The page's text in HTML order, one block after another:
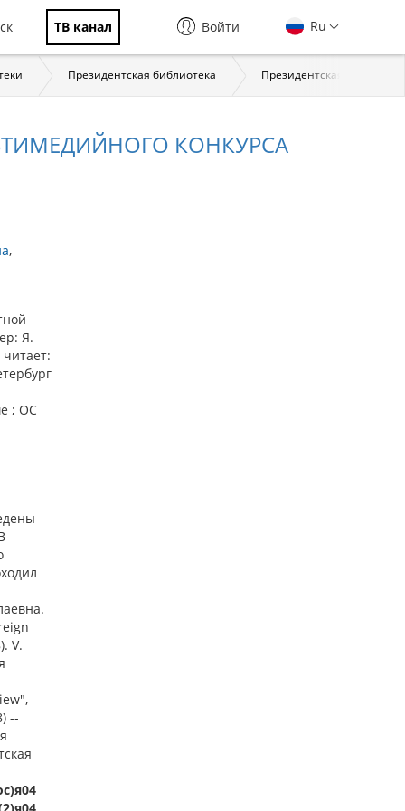
ТВ канал Ru
Войти
Президентская библиотека Президентская
КОНКУРСА
Я.
; ОС
V.
--